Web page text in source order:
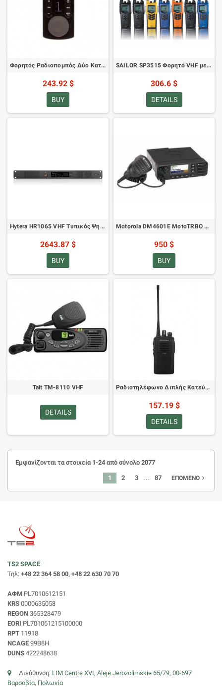
Φορητός Ραδιοπομπός Δύο Κατευθύνσεων Motorola CLK446 Plus
243.92 $
BUY
SAILOR SP3515 Φορητό VHF με Κρυπτοφωνητή και CTCSS
306.6 $
DETAILS
Hytera HR1065 VHF Τυπικός Ψηφιακός Αναμεταδότης
2643.87 $
BUY
Motorola DM4601E MotoTRBO VHF
950 $
BUY
Tait TM-8110 VHF
DETAILS
Ραδιοτηλέφωνο Διπλής Κατεύθυνσης Motorola VX-261
157.19 $
DETAILS
Εμφανίζονται τα στοιχεία 1-24 από σύνολο 2077
1 2 3 … 87 ΕΠΌΜΕΝΟ navigate_next
TS2 SPACE
Τηλ: +48 22 364 58 00, +48 22 630 70 70
ΑΦΜ PL7010612151
KRS 0000635058
REGON 365328479
EORI PL701061215100000
RPT 11918
NCAGE 99B8H
DUNS 422248638
Διεύθυνση: LIM Centre XVI, Aleje Jerozolimskie 65/79, 00-697
Βαρσοβία, Πολωνία